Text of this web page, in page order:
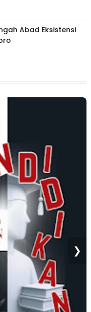
Abad Eksistensi
❯